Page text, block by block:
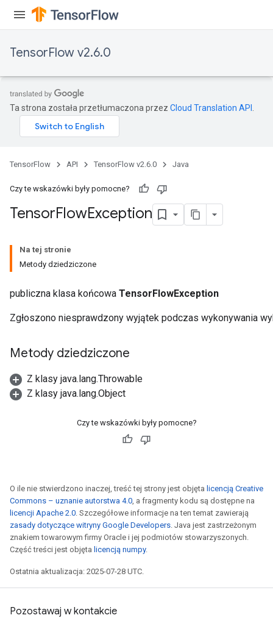
TensorFlow v2.6.0
Ta strona została przetłumaczona przez Cloud Translation API
TensorFlow API TensorFlow v2.6.0 Java
Czy te wskazówki były pomocne?
TensorFlowException
Na tej stronie
Metody dziedziczone
publiczna klasa końcowa TensorFlowException
Zgłoszono niesprawdzony wyjątek podczas wykonywania
Metody dziedziczone
Z klasy java.lang.Throwable
Z klasy java.lang.Object
Czy te wskazówki były pomocne?
O ile nie stwierdzono inaczej, treść tej strony jest objęta licencją Creative
Commons – uznanie autorstwa 4.0, a fragmenty kodu są dostępne na
licencji Apache 2.0. Szczegółowe informacje na ten temat zawierają
zasady dotyczące witryny Google Developers. Java jest zastrzeżonym
znakiem towarowym firmy Oracle i jej podmiotów stowarzyszonych.
Część treści jest objęta licencją numpy.
Ostatnia aktualizacja: 2025-07-28 UTC.
Pozostawaj w kontakcie